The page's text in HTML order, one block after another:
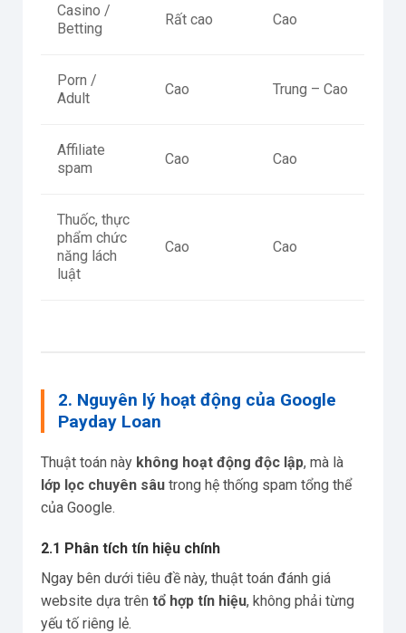
Casino /
Betting
Rất cao Cao
Porn /
Adult
Cao Trung – Cao
Affiliate
spam
Cao Cao
Thuốc, thực
phẩm chức
năng lách
luật
Cao Cao
2. Nguyên lý hoạt động của Google
Payday Loan
Thuật toán này không hoạt động độc lập, mà là
lớp lọc chuyên sâu trong hệ thống spam tổng thể
của Google.
2.1 Phân tích tín hiệu chính
Ngay bên dưới tiêu đề này, thuật toán đánh giá
website dựa trên tổ hợp tín hiệu, không phải từng
yếu tố riêng lẻ.